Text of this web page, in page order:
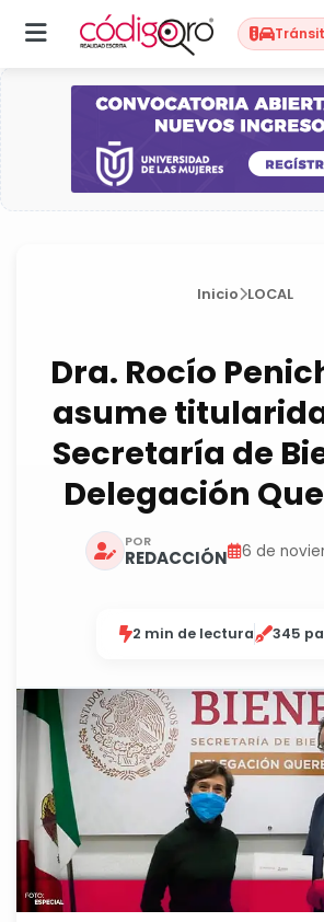
Inicio LOCAL
Dra. Rocío
asume
Secretaría de
Delegación
POR
REDACCIÓN 6 de
2 min de lectura 345